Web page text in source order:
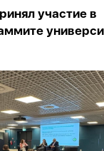
участие в